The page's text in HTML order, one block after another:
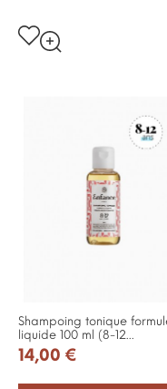
Shampoing tonique
liquide 100 ml (8-12...
14,00 €